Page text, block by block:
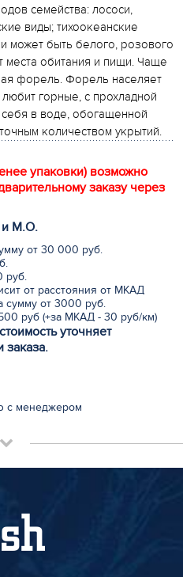
семейства: лососи,
виды; тихоокеанские
может быть белого, розового
места обитания и пищи. Чаще
форель. Форель населяет
горные, с прохладной
в воде, обогащенной
количеством укрытий.
упаковки) возможно
заказу через
и М.О.
от 30 000 руб.
руб.
от расстояния от МКАД
сумму от 3000 руб.
руб (+за МКАД - 30 руб/км)
уточняет
заказа.
с менеджером